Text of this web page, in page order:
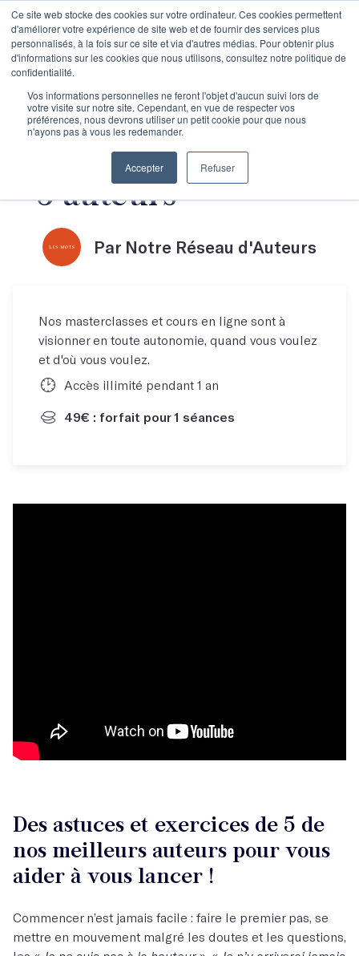
Ce site web stocke des cookies sur votre ordinateur. Ces cookies permettent
d'améliorer votre expérience de site web et de fournir des services plus
personnalisés, à la fois sur ce site et via d'autres médias. Pour obtenir plus
d'informations sur les cookies que nous utilisons, consultez notre politique de
confidentialité.
Vos informations personnelles ne feront l'objet d'aucun suivi lors de
votre visite sur notre site. Cependant, en vue de respecter vos
préférences, nous devrons utiliser un petit cookie pour que nous
n'ayons pas à vous les redemander.
Accepter Refuser
Cours en ligne : Se
lancer dans l'écriture
- 5 auteurs
Par Notre Réseau d'Auteurs
Nos masterclasses et cours en ligne sont à
visionner en toute autonomie, quand vous voulez
et d'où vous voulez.
Accès illimité pendant 1 an
49€ : forfait pour 1 séances
Des astuces et exercices de 5 de
nos meilleurs auteurs pour vous
aider à vous lancer​​ !
Commencer n’est jamais facile : faire le premier pas, se
mettre en mouvement malgré les doutes et les questions,